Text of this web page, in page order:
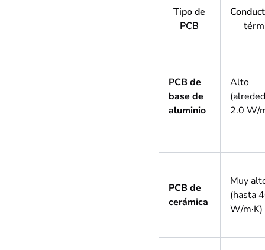
Tipo de
PCB
PCB de
base de
aluminio
Alto
2.0 W/
PCB de
cerámica
Muy
(hasta
W/m·K)